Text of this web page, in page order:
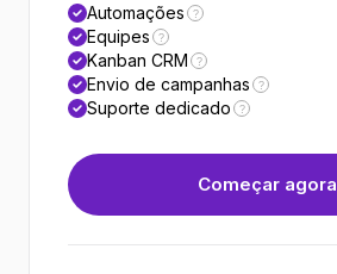
Automações ?
Equipes ?
Kanban CRM ?
Envio de campanhas ?
Suporte dedicado ?
Começar agora